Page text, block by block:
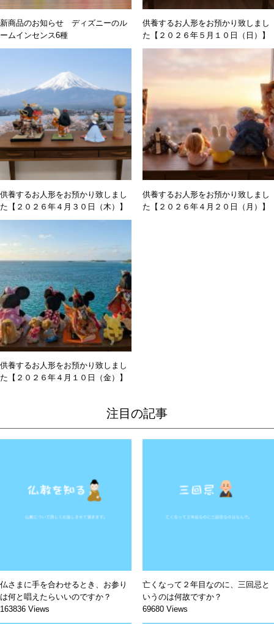
新商品のお知らせ ディズニーのル
ームインセンス6種
供養するお人形をお預かり致しまし
た【２０２６年５月１０日（日）】
供養するお人形をお預かり致しまし
た【２０２６年４月３０日（木）】
供養するお人形をお預かり致しまし
た【２０２６年４月２０日（月）】
供養するお人形をお預かり致しまし
た【２０２６年４月１０日（金）】
注目の記事
仏さまに手を合わせるとき、お参り
は何と唱えたらいいのですか？
163836 Views
亡くなって２年目なのに、三回忌と
いうのは何故ですか？
69680 Views